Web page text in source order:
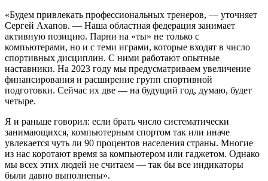
«Будем привлекать профессиональных тренеров, ― уточняет
Сергей Ахапов. ― Наша областная федерация занимает
активную позицию. Парни на «ты» не только с
компьютерами, но и с теми играми, которые входят в число
спортивных дисциплин. С ними работают опытные
наставники. На 2023 году мы предусматриваем увеличение
финансирования и расширение групп спортивной
подготовки. Сейчас их две ― на будущий год, думаю, будет
четыре.
Я и раньше говорил: если брать число систематически
занимающихся, компьютерным спортом так или иначе
увлекается чуть ли 90 процентов населения страны. Многие
из нас коротают время за компьютером или гаджетом. Однако
мы всех этих людей не считаем ― так бы все индикаторы
были давно выполнены».